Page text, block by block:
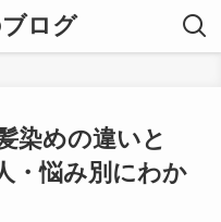
ログ
染めの違いと
・悩み別にわか